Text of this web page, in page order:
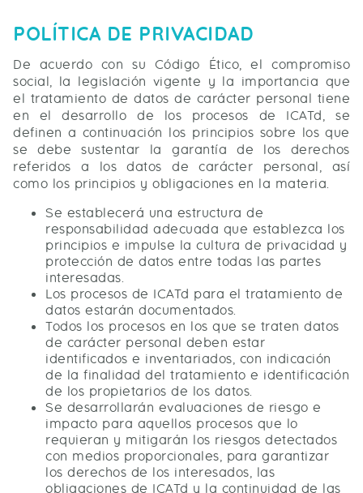
POLÍTICA DE PRIVACIDAD
De acuerdo con su Código Ético, el compromiso
social, la legislación vigente y la importancia que
el tratamiento de datos de carácter personal tiene
en el desarrollo de los procesos de ICATd, se
definen a continuación los principios sobre los que
se debe sustentar la garantía de los derechos
referidos a los datos de carácter personal, así
como los principios y obligaciones en la materia.
Se establecerá una estructura de
responsabilidad adecuada que establezca los
principios e impulse la cultura de privacidad y
protección de datos entre todas las partes
interesadas.
Los procesos de ICATd para el tratamiento de
datos estarán documentados.
Todos los procesos en los que se traten datos
de carácter personal deben estar
identificados e inventariados, con indicación
de la finalidad del tratamiento e identificación
de los propietarios de los datos.
Se desarrollarán evaluaciones de riesgo e
impacto para aquellos procesos que lo
requieran y mitigarán los riesgos detectados
con medios proporcionales, para garantizar
los derechos de los interesados, las
obligaciones de ICATd y la continuidad de las